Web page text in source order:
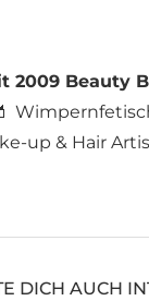
2009 Beauty
💄
up & Hair
DICH AUCH